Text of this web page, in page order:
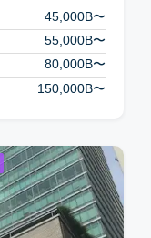
45,000B〜
55,000B〜
80,000B〜
150,000B〜